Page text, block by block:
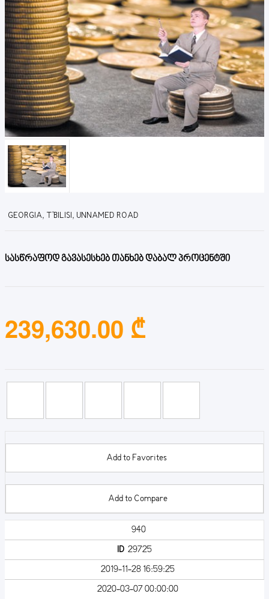
GEORGIA, T'BILISI, UNNAMED ROAD
სასწრაფოდ გავასესხებ თანხებ დაბალ პროცენტში
239,630.00 ₾
Add to Favorites
Add to Compare
940
ID29725
2019-11-28 16:59:25
2020-03-07 00:00:00